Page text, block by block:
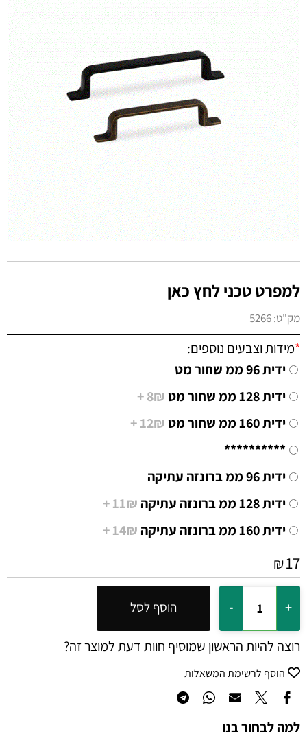
למפרט טכני לחץ כאן
מק"ט:5266
*מידות וצבעים נוספים:
ידית 96 ממ שחור מט
ידית 128 ממ שחור מט
8₪ +
ידית 160 ממ שחור מט
12₪ +
**********
ידית 96 ממ ברונזה עתיקה
ידית 128 ממ ברונזה עתיקה
11₪ +
ידית 160 ממ ברונזה עתיקה
14₪ +
₪17
הוסף לסל
רוצה להיות הראשון שמוסיף חוות דעת למוצר זה?
הוסף לרשימת המשאלות
למה לבחור בנו